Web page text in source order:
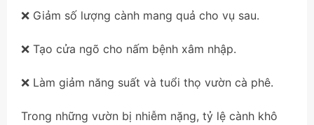
❌ Giảm số lượng cành mang quả cho vụ sau.
❌ Tạo cửa ngõ cho nấm bệnh xâm nhập.
❌ Làm giảm năng suất và tuổi thọ vườn cà phê.
Trong những vườn bị nhiễm nặng, tỷ lệ cành khô